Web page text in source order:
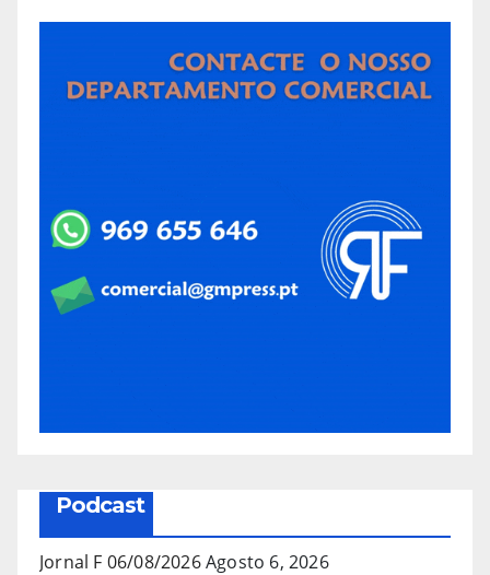
Podcast
Jornal F 06/08/2026Agosto 6, 2026